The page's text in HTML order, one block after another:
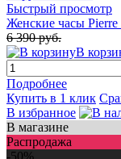
Быстрый просмотр
Женские часы Pierre
6 390 руб.
В
Подробнее
Купить в 1 клик
В избранное
В магазине
Распродажа
-50%